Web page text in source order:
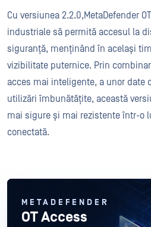
Cu versiunea 2.2.0,MetaDefender
industriale să permită accesul la
siguranță, menținând în același
vizibilitate puternice. Prin
acces mai inteligente, a unor date
utilizări îmbunătățite, această
mai sigure și mai rezistente într-o
conectată.
METADEFENDER
OT Access